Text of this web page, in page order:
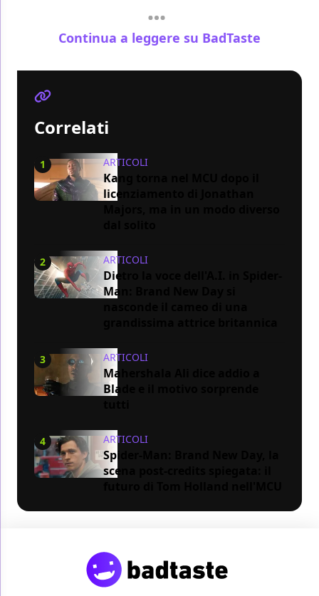
Continua a leggere su BadTaste
Correlati
1 ARTICOLI
Kang torna nel MCU dopo il
licenziamento di Jonathan
2 ARTICOLI
Dietro la voce dell'A.I. in Spider-
Man: Brand New Day si
3 ARTICOLI
Mahershala Ali dice addio a
Blade e il motivo sorprende
4 ARTICOLI
Spider-Man: Brand New Day, la
scena post-credits spiegata: il